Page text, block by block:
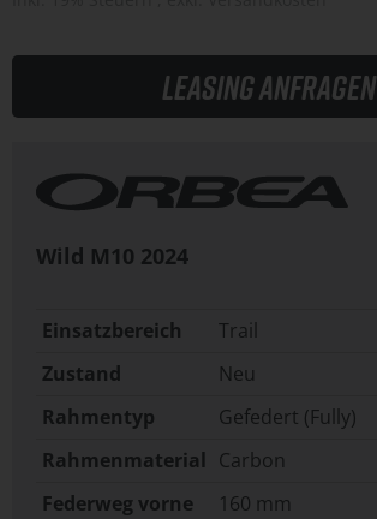
Leasing anfragen
Wild M10 2024
Einsatzbereich
Trail
Zustand
Neu
Rahmentyp
Gefedert (Fully)
Rahmenmaterial Carbon
Federweg vorne
160 mm